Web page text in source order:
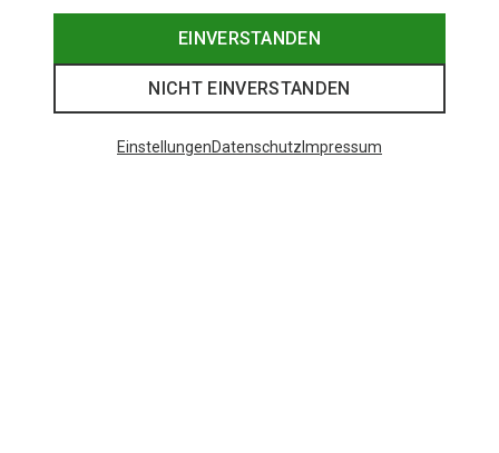
EINVERSTANDEN
NICHT EINVERSTANDEN
EinstellungenDatenschutz Impressum